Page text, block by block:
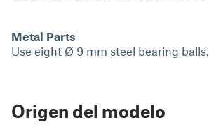
Metal Parts
Use eight Ø 9 mm steel bearing balls.
Origen del modelo